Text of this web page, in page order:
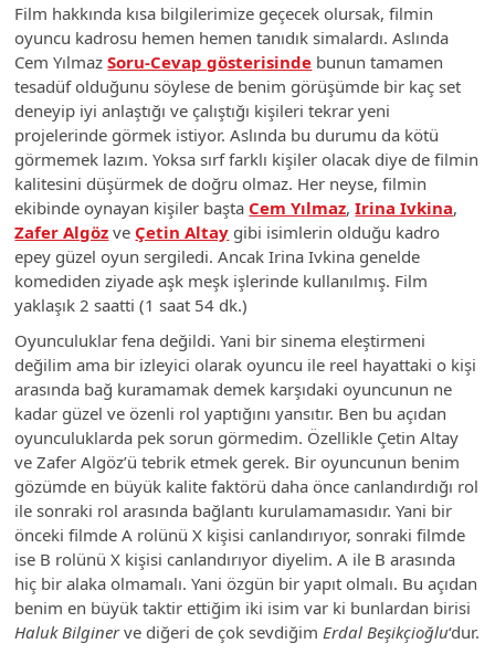
Film hakkında kısa bilgilerimize geçecek olursak, filmin
oyuncu kadrosu hemen hemen tanıdık simalardı. Aslında
Cem YılmazSoru-Cevap gösterisinde bunun tamamen
tesadüf olduğunu söylese de benim görüşümde bir kaç set
deneyip iyi anlaştığı ve çalıştığı kişileri tekrar yeni
projelerinde görmek istiyor. Aslında bu durumu da kötü
görmemek lazım. Yoksa sırf farklı kişiler olacak diye de filmin
kalitesini düşürmek de doğru olmaz. Her neyse, filmin
ekibinde oynayan kişiler başta Cem Yılmaz,Irina Ivkina,
Zafer Algöz ve Çetin Altay gibi isimlerin olduğu kadro
epey güzel oyun sergiledi. Ancak Irina Ivkina genelde
komediden ziyade aşk meşk işlerinde kullanılmış. Film
yaklaşık 2 saatti (1 saat 54 dk.)
Oyunculuklar fena değildi. Yani bir sinema eleştirmeni
değilim ama bir izleyici olarak oyuncu ile reel hayattaki o kişi
arasında bağ kuramamak demek karşıdaki oyuncunun ne
kadar güzel ve özenli rol yaptığını yansıtır. Ben bu açıdan
oyunculuklarda pek sorun görmedim. Özellikle Çetin Altay
ve Zafer Algöz’ü tebrik etmek gerek. Bir oyuncunun benim
gözümde en büyük kalite faktörü daha önce canlandırdığı rol
ile sonraki rol arasında bağlantı kurulamamasıdır. Yani bir
önceki filmde A rolünü X kişisi canlandırıyor, sonraki filmde
ise B rolünü X kişisi canlandırıyor diyelim. A ile B arasında
hiç bir alaka olmamalı. Yani özgün bir yapıt olmalı. Bu açıdan
benim en büyük taktir ettiğim iki isim var ki bunlardan birisi
Haluk Bilginerve diğeri de çok sevdiğim Erdal Beşikçioğlu‘dur.